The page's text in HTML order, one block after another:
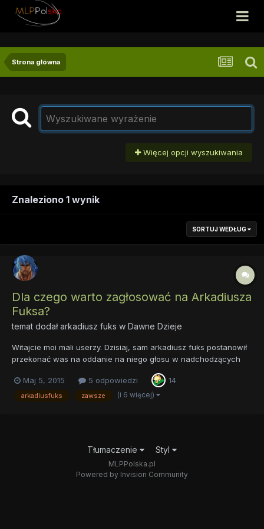
Strona główna
Więcej opcji wyszukiwania
Znaleziono 1 wynik
SORTUJ WEDŁUG
Dla czego warto zagłosować na Arkadiusza
Fuksa?
temat dodałarkadiusz fuks w Dawne Dzieje
Witajcie moi mali userzy. Dzisiaj, sam arkadiusz fuks postanowił
przekonać was na oddanie na niego głosu w nadchodzących
czego byłbym najlepszym imperatorem:...
Maj 5, 2015 5 odpowiedzi 14
arkadiusfuks zawsze (i 6 więcej)
Tłumaczenie Styl
MLPPolska.pl
Powered by Invision Community